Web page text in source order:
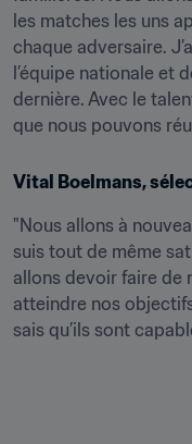
les matches les uns
chaque adversaire.
l’équipe nationale et
dernière. Avec le
que nous pouvons
Vital Boelmans,
"Nous allons à
suis tout de même
allons devoir faire de
atteindre nos
sais qu’ils sont